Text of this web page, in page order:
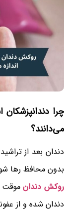
چرا
می‌دانند؟
دندان بعد از
بدون محافظ رها
روکش دندان موقت
دندان شده و از